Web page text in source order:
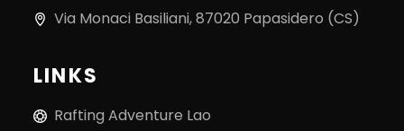
Via Monaci Basiliani, 87020 Papasidero (CS)
LINKS
Rafting Adventure Lao